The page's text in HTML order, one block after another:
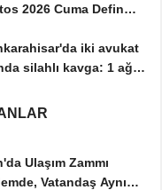
2026 Cuma Defin
iki avukat
silahlı kavga: 1 ağır
Ulaşım Zammı
Vatandaş Aynı